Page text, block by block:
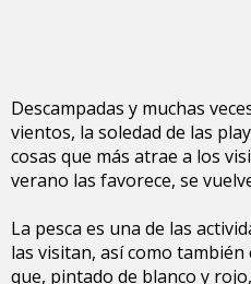
Descampadas y muchas
vientos, la soledad de las
cosas que más atrae a los
verano las favorece, se
La pesca es una de las
las visitan, así como
que, pintado de blanco y